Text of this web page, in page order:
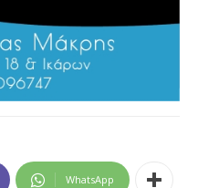
WhatsApp